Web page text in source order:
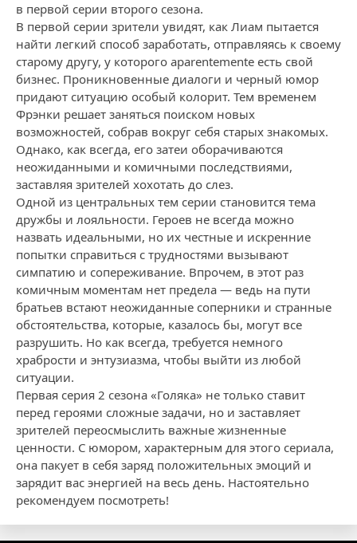
в первой серии второго сезона.
В первой серии зрители увидят, как Лиам пытается
найти легкий способ заработать, отправляясь к своему
старому другу, у которого aparentemente есть свой
бизнес. Проникновенные диалоги и черный юмор
придают ситуацию особый колорит. Тем временем
Фрэнки решает заняться поиском новых
возможностей, собрав вокруг себя старых знакомых.
Однако, как всегда, его затеи оборачиваются
неожиданными и комичными последствиями,
заставляя зрителей хохотать до слез.
Одной из центральных тем серии становится тема
дружбы и лояльности. Героев не всегда можно
назвать идеальными, но их честные и искренние
попытки справиться с трудностями вызывают
симпатию и сопереживание. Впрочем, в этот раз
комичным моментам нет предела — ведь на пути
братьев встают неожиданные соперники и странные
обстоятельства, которые, казалось бы, могут все
разрушить. Но как всегда, требуется немного
храбрости и энтузиазма, чтобы выйти из любой
ситуации.
Первая серия 2 сезона «Голяка» не только ставит
перед героями сложные задачи, но и заставляет
зрителей переосмыслить важные жизненные
ценности. С юмором, характерным для этого сериала,
она пакует в себя заряд положительных эмоций и
зарядит вас энергией на весь день. Настоятельно
рекомендуем посмотреть!